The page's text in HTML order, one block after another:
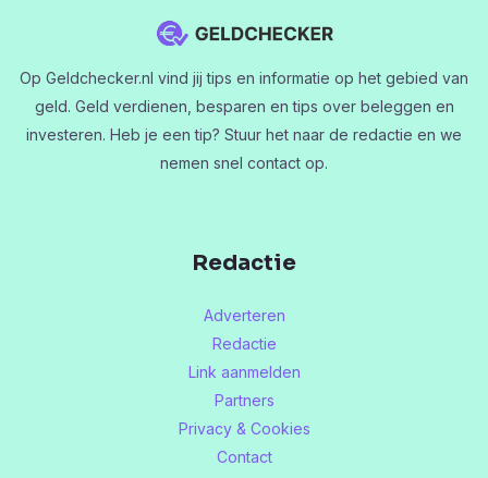
Op Geldchecker.nl vind jij tips en informatie op het gebied van
geld. Geld verdienen, besparen en tips over beleggen en
investeren. Heb je een tip? Stuur het naar de redactie en we
nemen snel contact op.
Redactie
Adverteren
Redactie
Link aanmelden
Partners
Privacy & Cookies
Contact